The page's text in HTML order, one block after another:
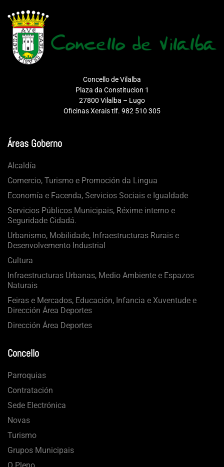
Concello de Vilalba
Plaza da Constitucion 1
27800 Vilalba – Lugo
Oficinas Xerais tlf. 982 510 305
Áreas Goberno
Alcaldía
Comercio, Turismo e Promoción da Lingua
Economía e Facenda, Servicios Sociais e Igualdade
Servicios Públicos Municipais, Réxime interno e
Seguridade Cidadá.
Urbanismo, Mobilidade, Infraestructuras Rurais e
Desenvolvemento Industrial
Cultura
Infraestructuras Urbanas, Medio Ambiente e Espazos
Naturais
Feiras e Mercados, Educación, Infancia e Xuventude e
Dirección Área Deportes
Dirección Área Deportes
Concello
Parroquias
Contratación
Sede Electrónica
Novas
Turismo
Grupos Municipais